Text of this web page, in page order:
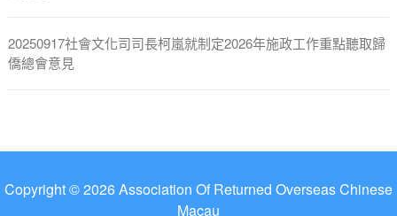
20250917社會文化司司長柯嵐就制定2026年施政工作重點聽取歸
僑總會意見
Copyright © 2026 Association Of Returned Overseas Chinese
Macau